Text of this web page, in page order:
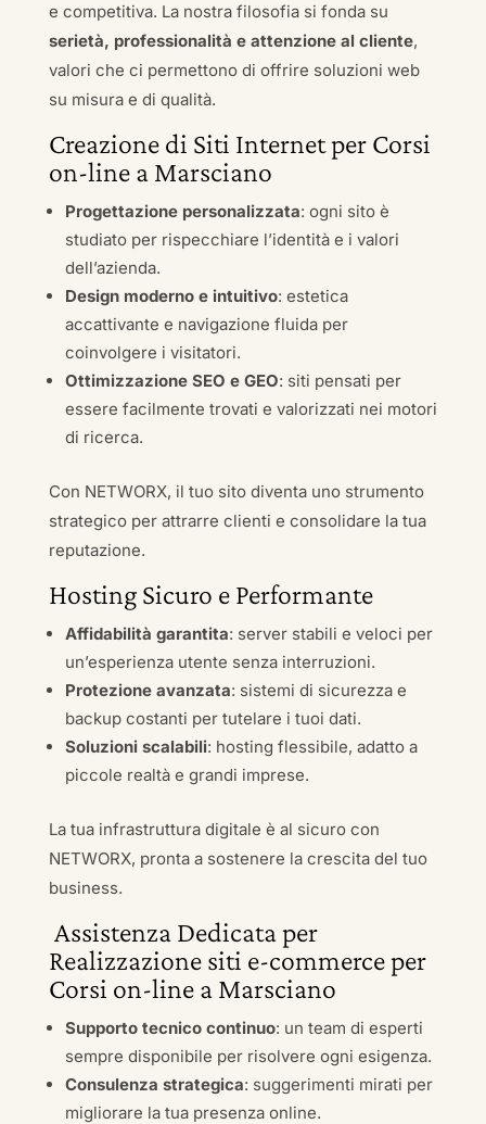
e competitiva. La nostra filosofia si fonda su
serietà, professionalità e attenzione al cliente,
valori che ci permettono di offrire soluzioni web
su misura e di qualità.
Creazione di Siti Internet per Corsi
on-line a Marsciano
Progettazione personalizzata: ogni sito è
studiato per rispecchiare l’identità e i valori
dell’azienda.
Design moderno e intuitivo: estetica
accattivante e navigazione fluida per
coinvolgere i visitatori.
Ottimizzazione SEO e GEO: siti pensati per
essere facilmente trovati e valorizzati nei motori
di ricerca.
Con NETWORX, il tuo sito diventa uno strumento
strategico per attrarre clienti e consolidare la tua
reputazione.
Hosting Sicuro e Performante
Affidabilità garantita: server stabili e veloci per
un’esperienza utente senza interruzioni.
Protezione avanzata: sistemi di sicurezza e
backup costanti per tutelare i tuoi dati.
Soluzioni scalabili: hosting flessibile, adatto a
piccole realtà e grandi imprese.
La tua infrastruttura digitale è al sicuro con
NETWORX, pronta a sostenere la crescita del tuo
business.
Assistenza Dedicata per
Realizzazione siti e-commerce per
Corsi on-line a Marsciano
Supporto tecnico continuo: un team di esperti
sempre disponibile per risolvere ogni esigenza.
Consulenza strategica: suggerimenti mirati per
migliorare la tua presenza online.